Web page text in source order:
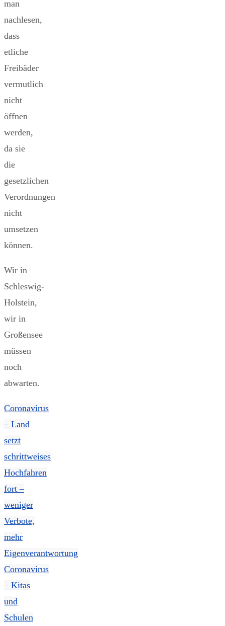
man
nachlesen,
dass
etliche
Freibäder
vermutlich
nicht
öffnen
werden,
da sie
die
gesetzlichen
Verordnungen
nicht
umsetzen
können.
Wir in
Schleswig-
Holstein,
wir in
Großensee
müssen
noch
abwarten.
Coronavirus
– Land
setzt
schrittweises
Hochfahren
fort –
weniger
Verbote,
mehr
Eigenverantwortung
Coronavirus
– Kitas
und
Schulen